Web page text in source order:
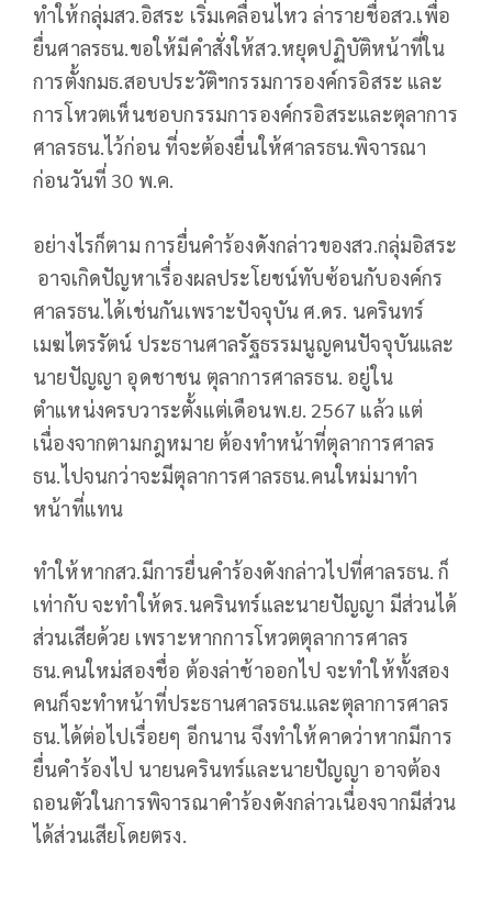
ทำให้กลุ่มสว.อิสระ เริ่มเคลื่อนไหว ล่ารายชื่อสว.เพื่อ
ยื่นศาลรธน.ขอให้มีคำสั่งให้สว.หยุดปฏิบัติหน้าที่ใน
การตั้งกมธ.สอบประวัติฯกรรมการองค์กรอิสระ และ
การโหวตเห็นชอบกรรมการองค์กรอิสระและตุลาการ
ศาลรธน.ไว้ก่อน ที่จะต้องยื่นให้ศาลรธน.พิจารณา
ก่อนวันที่ 30 พ.ค.
อย่างไรก็ตาม การยื่นคำร้องดังกล่าวของสว.กลุ่มอิสระ
อาจเกิดปัญหาเรื่องผลประโยชน์ทับซ้อนกับองค์กร
ศาลรธน.ได้เช่นกันเพราะปัจจุบัน ศ.ดร. นครินทร์
เมฆไตรรัตน์ ประธานศาลรัฐธรรมนูญคนปัจจุบันและ
นายปัญญา อุดชาชน ตุลาการศาลรธน. อยู่ใน
ตำแหน่งครบวาระตั้งแต่เดือนพ.ย. 2567 แล้ว แต่
เนื่องจากตามกฎหมาย ต้องทำหน้าที่ตุลาการศาลร
ธน.ไปจนกว่าจะมีตุลาการศาลรธน.คนใหม่มาทำ
หน้าที่แทน
ทำให้หากสว.มีการยื่นคำร้องดังกล่าวไปที่ศาลรธน. ก็
เท่ากับ จะทำให้ดร.นครินทร์และนายปัญญา มีส่วนได้
ส่วนเสียด้วย เพราะหากการโหวตตุลาการศาลร
ธน.คนใหม่สองชื่อ ต้องล่าช้าออกไป จะทำให้ทั้งสอง
คนก็จะทำหน้าที่ประธานศาลรธน.และตุลาการศาลร
ธน.ได้ต่อไปเรื่อยๆ อีกนาน จึงทำให้คาดว่าหากมีการ
ยื่นคำร้องไป นายนครินทร์และนายปัญญา อาจต้อง
ถอนตัวในการพิจารณาคำร้องดังกล่าวเนื่องจากมีส่วน
ได้ส่วนเสียโดยตรง.